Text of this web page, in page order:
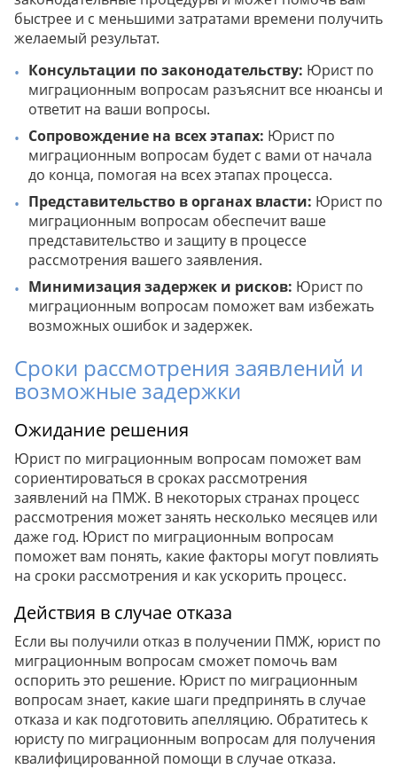
быстрее и с меньшими затратами времени получить
желаемый результат.
Консультации по законодательству: Юрист по
миграционным вопросам разъяснит все нюансы и
ответит на ваши вопросы.
Сопровождение на всех этапах: Юрист по
миграционным вопросам будет с вами от начала
до конца, помогая на всех этапах процесса.
Представительство в органах власти: Юрист по
миграционным вопросам обеспечит ваше
представительство и защиту в процессе
рассмотрения вашего заявления.
Минимизация задержек и рисков: Юрист по
миграционным вопросам поможет вам избежать
возможных ошибок и задержек.
Сроки рассмотрения заявлений и
возможные задержки
Ожидание решения
Юрист по миграционным вопросам поможет вам
сориентироваться в сроках рассмотрения
заявлений на ПМЖ. В некоторых странах процесс
рассмотрения может занять несколько месяцев или
даже год. Юрист по миграционным вопросам
поможет вам понять, какие факторы могут повлиять
на сроки рассмотрения и как ускорить процесс.
Действия в случае отказа
Если вы получили отказ в получении ПМЖ, юрист по
миграционным вопросам сможет помочь вам
оспорить это решение. Юрист по миграционным
вопросам знает, какие шаги предпринять в случае
отказа и как подготовить апелляцию. Обратитесь к
юристу по миграционным вопросам для получения
квалифицированной помощи в случае отказа.